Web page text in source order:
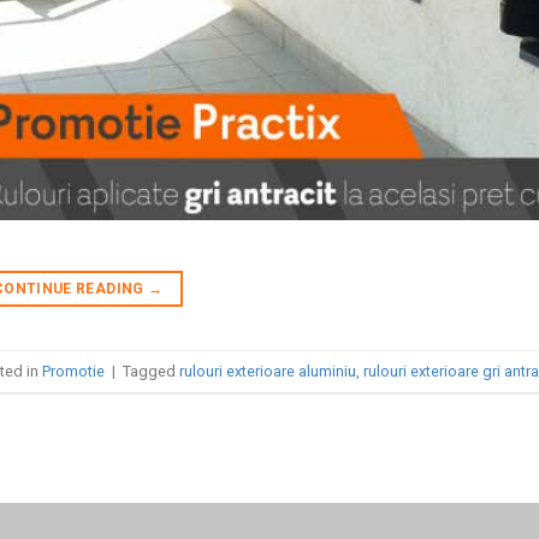
READING →
in Promotie | Tagged rulouri exterioare aluminiu rulouri exterioare gri